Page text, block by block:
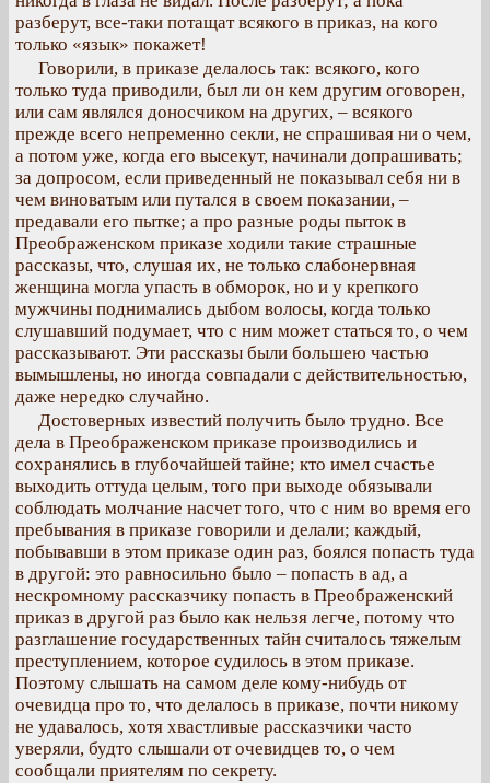
разберут, все-таки потащат всякого в приказ, на кого
только «язык» покажет!
Говорили, в приказе делалось так: всякого, кого
только туда приводили, был ли он кем другим оговорен,
или сам являлся доносчиком на других, – всякого
прежде всего непременно секли, не спрашивая ни о чем,
а потом уже, когда его высекут, начинали допрашивать;
за допросом, если приведенный не показывал себя ни в
чем виноватым или путался в своем показании, –
предавали его пытке; а про разные роды пыток в
Преображенском приказе ходили такие страшные
рассказы, что, слушая их, не только слабонервная
женщина могла упасть в обморок, но и у крепкого
мужчины поднимались дыбом волосы, когда только
слушавший подумает, что с ним может статься то, о чем
рассказывают. Эти рассказы были большею частью
вымышлены, но иногда совпадали с действительностью,
даже нередко случайно.
Достоверных известий получить было трудно. Все
дела в Преображенском приказе производились и
сохранялись в глубочайшей тайне; кто имел счастье
выходить оттуда целым, того при выходе обязывали
соблюдать молчание насчет того, что с ним во время его
пребывания в приказе говорили и делали; каждый,
побывавши в этом приказе один раз, боялся попасть туда
в другой: это равносильно было – попасть в ад, а
нескромному рассказчику попасть в Преображенский
приказ в другой раз было как нельзя легче, потому что
разглашение государственных тайн считалось тяжелым
преступлением, которое судилось в этом приказе.
Поэтому слышать на самом деле кому-нибудь от
очевидца про то, что делалось в приказе, почти никому
не удавалось, хотя хвастливые рассказчики часто
уверяли, будто слышали от очевидцев то, о чем
сообщали приятелям по секрету.